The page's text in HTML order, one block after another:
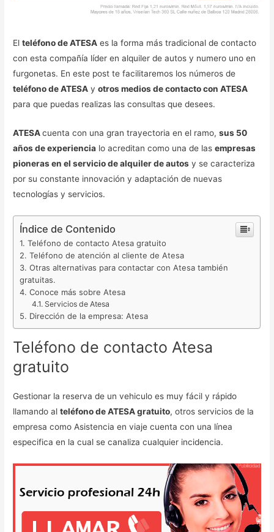
Elteléfono de ATESA es la forma más tradicional de contacto
con esta compañía líder en alquiler de autos y numero uno en
furgonetas. En este post te facilitaremos los números de
teléfono de ATESA yotros medios de contacto con ATESA
para que puedas realizas las consultas que desees.
ATESAcuenta con una gran trayectoria en el ramo,sus 50
años de experiencia lo acreditan como una de lasempresas
pioneras en el servicio de alquiler de autos y se caracteriza
por su constante innovación y adaptación de nuevas
tecnologías y servicios.
Índice de Contenido
Teléfono de contacto Atesa gratuito
Teléfono de atención al cliente de Atesa
Otras alternativas para contactar con Atesa también
gratuitas.
Conoce más sobre Atesa
Servicios de Atesa
Dirección de la empresa: Atesa
Teléfono de contacto Atesa
gratuito
Gestionar la reserva de un vehiculo es muy fácil y rápido
llamando alteléfono de ATESA gratuito, otros servicios de la
empresa como Asistencia en viaje cuenta con una línea
especifica en la cual se canaliza cualquier incidencia.